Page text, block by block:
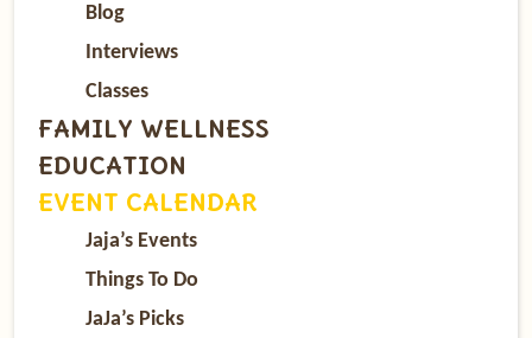
Blog
Interviews
Classes
FAMILY WELLNESS
EDUCATION
EVENT CALENDAR
Jaja’s Events
Things To Do
JaJa’s Picks